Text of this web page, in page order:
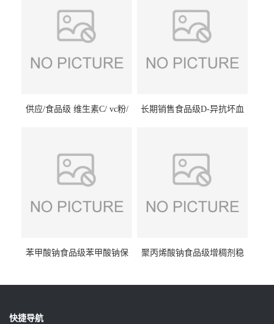
供应/食品级 维生素C/ vc粉/
长期销售食品级D-异抗坏血
苯甲酸钠食品级苯甲酸钠保
聚丙烯酸钠食品级增稠剂稳
快捷导航